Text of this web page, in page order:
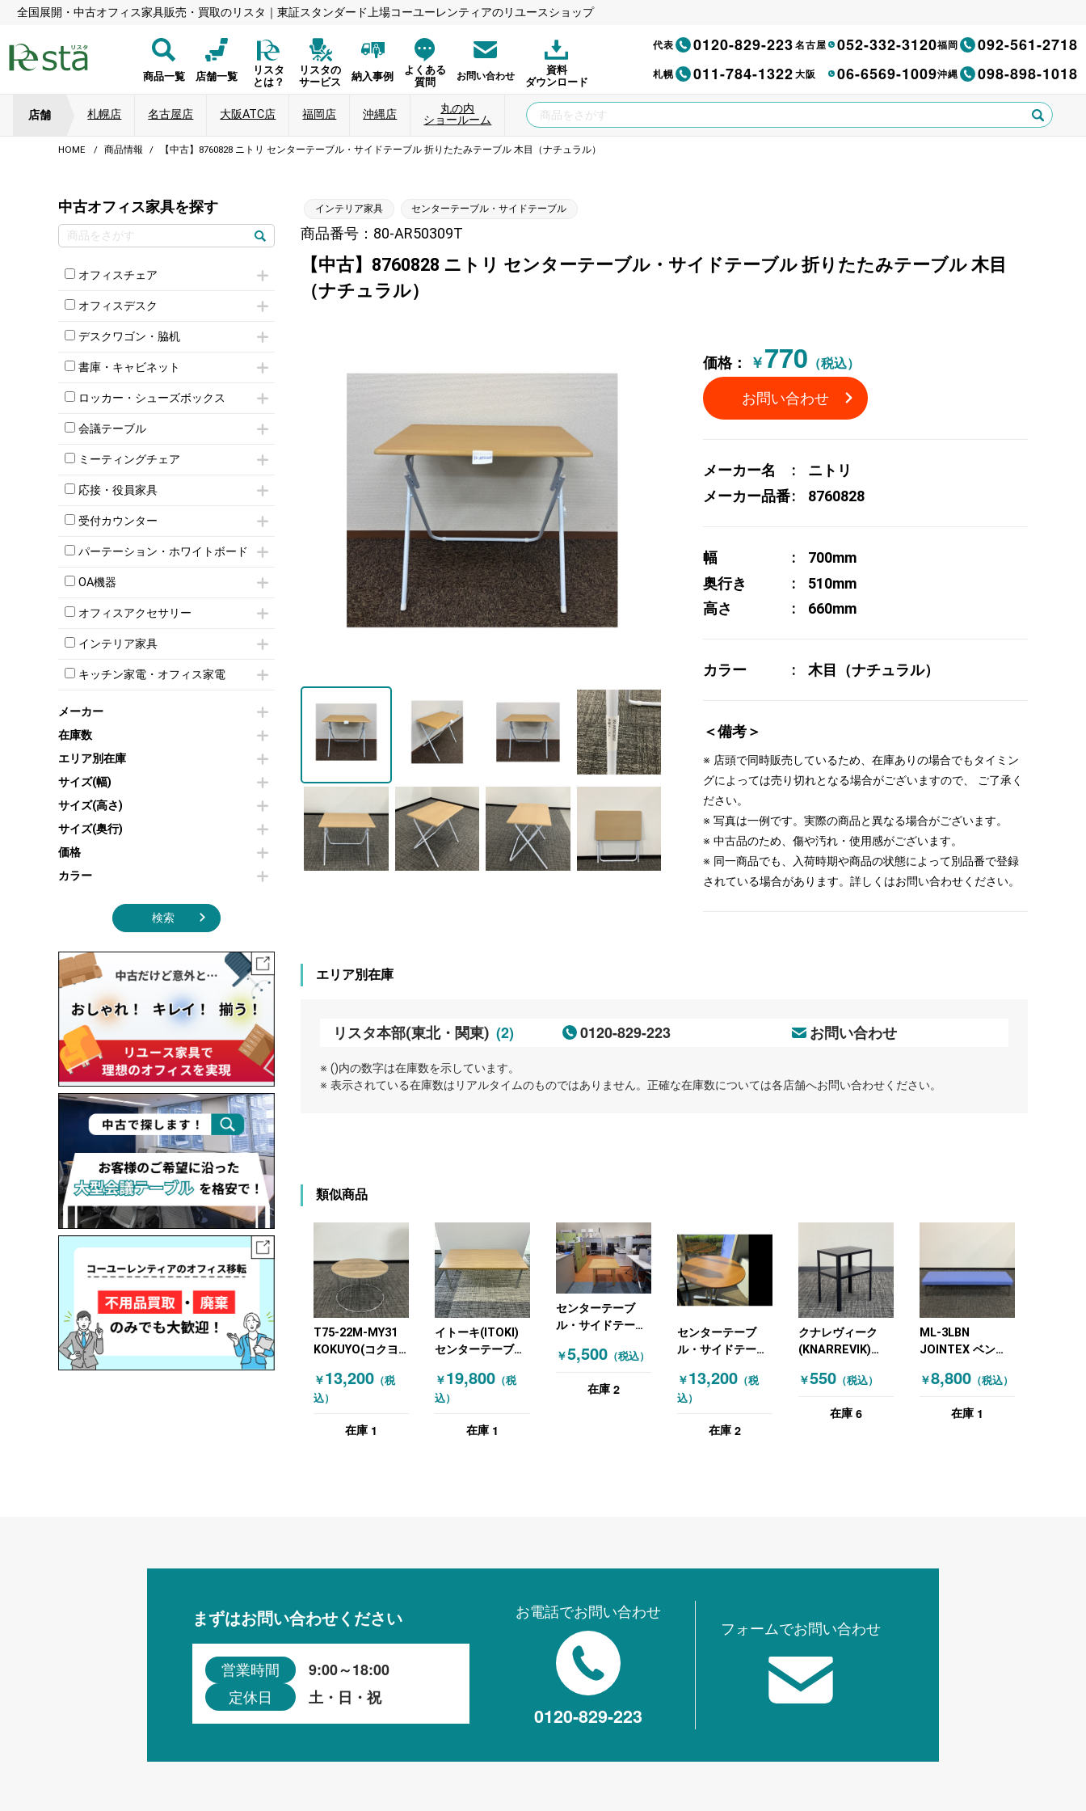
全国展開・中古オフィス家具販売・買取のリスタ｜東証スタンダード上場コーユーレンティアのリユースショップ
商品一覧 店舗一覧
リスタ
とは？
リスタの
サービス
納入事例
よくある
質問
お問い合わせ
資料
ダウンロード
代表 0120-829-223名古屋 052-332-3120福岡 092-561-2718
札幌 011-784-1322大阪 06-6569-1009沖縄 098-898-1018
店舗 札幌店 名古屋店 大阪ATC店 福岡店 沖縄店
丸の内
ショールーム
HOME 商品情報 【中古】8760828 ニトリ センターテーブル・サイドテーブル 折りたたみテーブル 木目（ナチュラル）
中古オフィス家具を探す
オフィスチェア
肘付きチェア
肘無しチェア
役員チェア
オフィスチェアその他
オフィスデスク
片袖机
フリーアドレスデスク（ベンチデスク）
昇降デスク
両袖机
デスクワゴン・脇机
インワゴン2段
インワゴン3段
脇机
書庫・キャビネット
ハイキャビネット
ローキャビネット
両開きキャビネット
上下連結キャビネット
軽量ラック（スチールラック）
収納家具その他
オープン書庫
両開書庫
引き違い書庫
ロッカー・シューズボックス
1人用ロッカー
2人用ロッカー
3人用ロッカー
5人用ロッカー
8人用ロッカー
多人数ロッカー
シリンダー錠ロッカー
ダイヤル錠ロッカー
ボタン錠ロッカー
シューズロッカー・下駄箱
ロッカーその他
会議テーブル
ミーティングテーブル
スタッキングテーブル
ネスティングテーブル
カウンターテーブル
T字脚テーブル
会議テーブルW1200～
会議テーブルW1800～
折りたたみ会議テーブル
ハイテーブル
ミーティングチェア
キャスター付きミーティングチェア
スタッキングミーティングチェア
テーブル付きミーティングチェア
折りたたみミーティングチェア
ハイチェア
ミーティングチェアその他
応接・役員家具
応接セット
応接ソファ
応接チェア
応接・役員家具その他
受付カウンター
ハイカウンター
ローカウンター
ラウンジカウンター
パーテーション・ホワイトボード
パーテーション
自立タイプパーテーション
パーテーションその他
壁掛けホワイトボード
ホワイトボードその他
OA機器
iPad
電話機（ビジネスフォン）
シュレッダー
スクリーン
プリンター・コピー機
オフィスアクセサリー
チェア用台車
演台・講演台・演説台
防音パネル
コートハンガー・ポールハンガー
傘立て
食器棚・キッチンキャビネット
オフィスアクセサリーその他
インテリア家具
モールドチェア
ダイニングチェア
カウンターテーブル
センターテーブル・サイドテーブル
カフェテーブル
ソファ
シェルフ
ダストボックス（ゴミ箱）
インテリア家具その他
キッチン家電・オフィス家電
冷蔵庫・洗濯機
空気清浄機・加湿器
電子レンジ
液晶テレビ・モニター類
エアコン
照明機器
季節家電
その他キッチン家電・オフィス家電
メーカー
在庫数
エリア別在庫
サイズ(幅)
サイズ(高さ)
サイズ(奥行)
価格
カラー
検索
インテリア家具 センターテーブル・サイドテーブル
商品番号：80-AR50309T
【中古】8760828 ニトリ センターテーブル・サイドテーブル 折りたたみテーブル 木目
（ナチュラル）
価格： ￥770 （税込）
お問い合わせ
メーカー名
ニトリ
メーカー品番
8760828
幅
700mm
奥行き
510mm
高さ
660mm
カラー 木目（ナチュラル）
＜備考＞
※ 店頭で同時販売しているため、在庫ありの場合でもタイミン
グによっては売り切れとなる場合がございますので、 ご了承く
ださい。
※ 写真は一例です。実際の商品と異なる場合がございます。
※ 中古品のため、傷や汚れ・使用感がございます。
※ 同一商品でも、入荷時期や商品の状態によって別品番で登録
されている場合があります。詳しくはお問い合わせください。
エリア別在庫
リスタ本部(東北・関東) (2) 0120-829-223 お問い合わせ
※ ()内の数字は在庫数を示しています。
※ 表示されている在庫数はリアルタイムのものではありません。正確な在庫数については各店舗へお問い合わせください。
類似商品
T75-22M-MY31
KOKUYO(コクヨ)
ル・サイドテーブ
ル シルバー 木目
￥13,200 （税
込）
在庫 1
イトーキ(ITOKI)
センターテーブ
ル 木目（ナチュラ
ル）
￥19,800（税
込）
在庫 1
センターテーブ
ル・サイドテーブ
ル）
￥5,500（税込）
在庫 2
センターテーブ
ル・サイドテーブ
ル）
￥13,200（税
込）
在庫 2
クナレヴィーク
(KNARREVIK)
ターテーブル・サ
￥550（税込）
在庫 6
ML-3LBN
JOINTEX ベン
ーソファ背無
￥8,800（税込）
在庫 1
まずはお問い合わせください
営業時間 9:00～18:00
定休日 土・日・祝
お電話でお問い合わせ
0120-829-223
フォームでお問い合わせ